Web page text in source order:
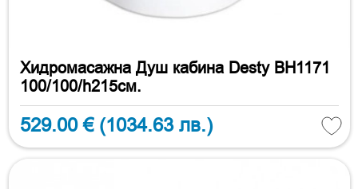
Хидромасажна Душ кабина Desty BH1171
100/100/h215см.
529.00 € (1034.63 лв.)